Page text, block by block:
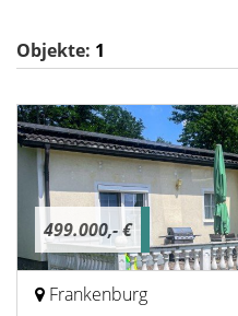
Objekte: 1
499.000,- €
Frankenburg